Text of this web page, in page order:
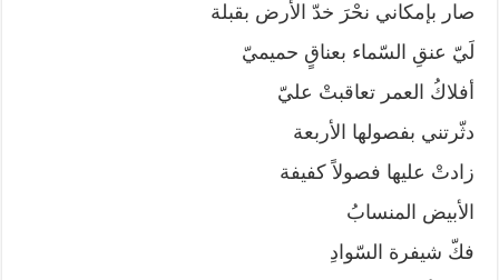
صار بإمكاني نحْرَ خدّ الأرض بقبلة
لَيّ عنقِ السّماء بعناقٍ حميميّ
أفلاكُ العمر تعاقبتْ عليّ
دثّرتني بفصولها الأربعة
زادتْ عليها فصولاً كفيفة
الأبيض المنسابُ
فكّ شيفرة السّوادِ